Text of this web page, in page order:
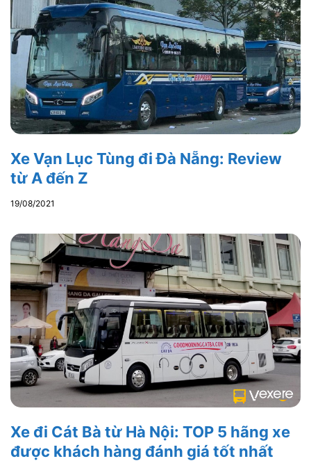
Xe Vạn Lục Tùng đi Đà Nẵng: Review
từ A đến Z
19/08/2021
Xe đi Cát Bà từ Hà Nội: TOP 5 hãng xe
được khách hàng đánh giá tốt nhất